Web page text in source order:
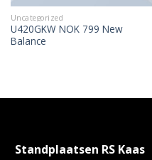
Uncategorized
U420GKW NOK 799 New
Balance
Standplaatsen RS Kaas